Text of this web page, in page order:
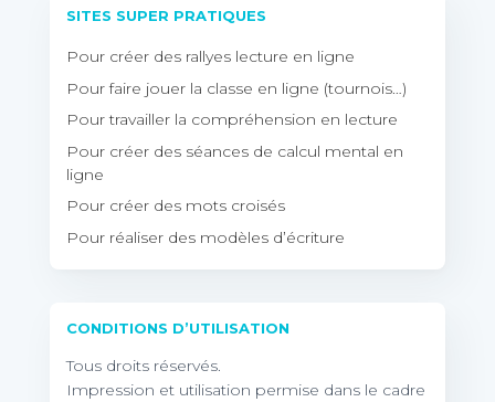
SITES SUPER PRATIQUES
Pour créer des rallyes lecture en ligne
Pour faire jouer la classe en ligne (tournois…)
Pour travailler la compréhension en lecture
Pour créer des séances de calcul mental en
ligne
Pour créer des mots croisés
Pour réaliser des modèles d’écriture
CONDITIONS D’UTILISATION
Tous droits réservés.
Impression et utilisation permise dans le cadre